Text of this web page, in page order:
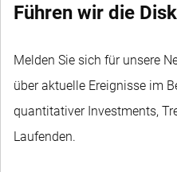
Führen wir die
Melden Sie sich für unsere
über aktuelle Ereignisse im
quantitativer Investments,
Laufenden.